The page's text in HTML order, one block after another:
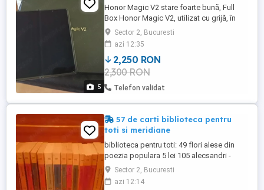
5
Honor Magic V2 stare foarte bună, Full
Box Honor Magic V2, utilizat cu grijă, în
stare foarte bună atât estetic, cât și
funcțional. Telefonul funcționează
impecabil, fără probleme tehnice, iar
ecranele sunt foarte bine întreținute. Se
ofera în cutia originală (Full Box), cu toate
accesoriile primite ...
Sector 2, Bucuresti
azi 12:35
2,250 RON
2,300 RON
Telefon validat
57 de carti biblioteca pentru
toti si meridiane
biblioteca pentru toti: 49 flori alese din
poezia populara 5 lei 105 alecsandri -
fintina blandaluziei 5 lei 117 edmond
rostand - Cyrano de bergerac 5 lei 373
h.melville benito cereno 3 lei 377 ionel
Sector 2, Bucuresti
azi 12:14